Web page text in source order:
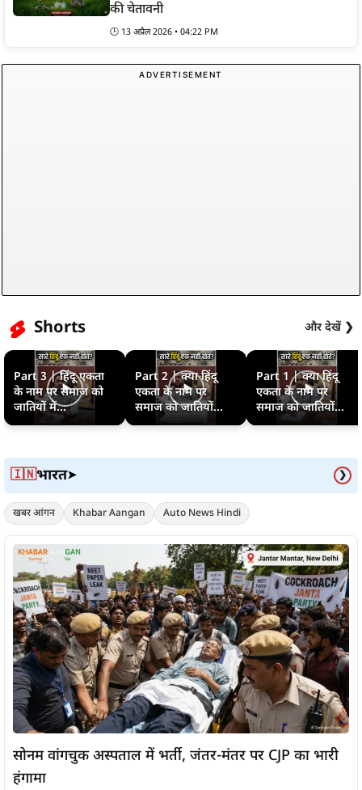
की चेतावनी
🕒 13 अप्रैल 2026 • 04:22 PM
ADVERTISEMENT
Shorts और देखें ❯
Part 3 | हिंदू एकता
के नाम पर समाज को
जातियों में...
Part 2 | क्या हिंदू
एकता के नाम पर
समाज को जातियों...
Part 1 | क्या हिंदू
एकता के नाम पर
समाज को जातियों...
🇮🇳भारत➤ ❯
खबर आंगन Khabar Aangan Auto News Hindi
सोनम वांगचुक अस्पताल में भर्ती, जंतर-मंतर पर CJP का भारी
हंगामा